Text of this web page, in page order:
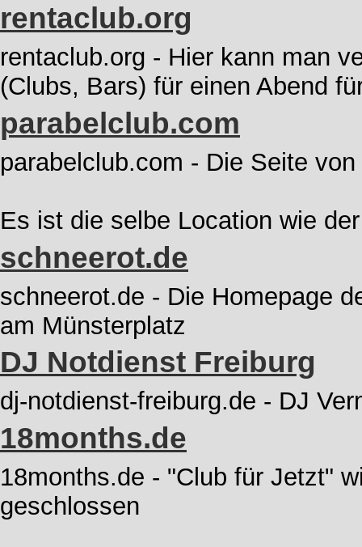
rentaclub.org
rentaclub.org - Hier kann man
(Clubs, Bars) für einen Abend
parabelclub.com
parabelclub.com - Die Seite
Es ist die selbe Location wie
schneerot.de
schneerot.de - Die Homepage
am Münsterplatz
DJ Notdienst Freiburg
dj-notdienst-freiburg.de - DJ
18months.de
18months.de - "Club für Jetzt"
geschlossen